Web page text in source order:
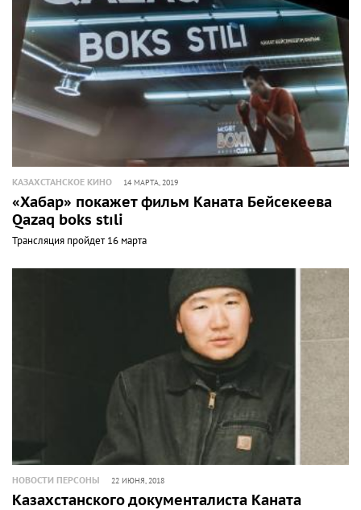
КАЗАХСТАНСКОЕ КИНО 14 МАРТА, 2019
«Хабар» покажет фильм Каната Бейсекеева
Qazaq boks stıli
Трансляция пройдет 16 марта
НОВОСТИ ПЕРСОНЫ 22 ИЮНЯ, 2018
Казахстанского документалиста Каната